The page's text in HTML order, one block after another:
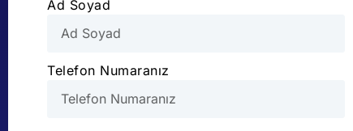
Ad Soyad
Telefon Numaranız